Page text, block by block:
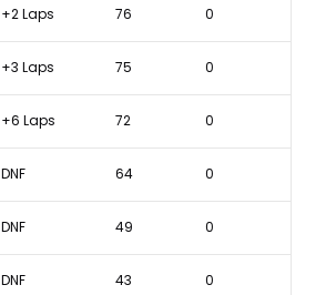
+2 Laps 76 0
+3 Laps 75 0
+6 Laps 72 0
DNF 64 0
DNF 49 0
DNF 43 0